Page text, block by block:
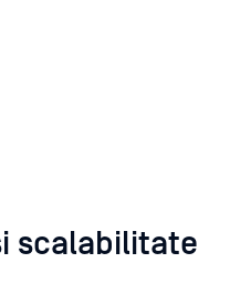
scalabilitate